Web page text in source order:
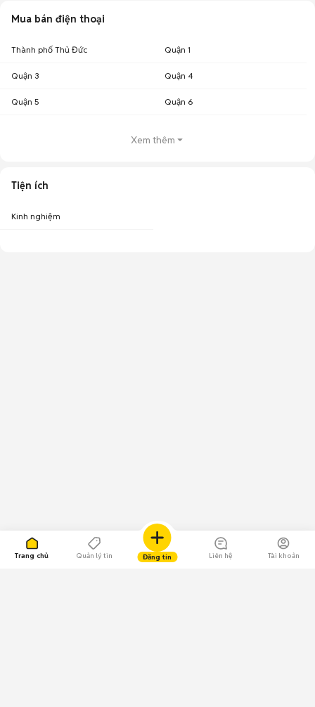
Trang chủ Quản lý tin Đăng tin Liên hệ Tài khoản
Mua bán điện thoại
Thành phố Thủ Đức Quận 1
Quận 3 Quận 4
Quận 5 Quận 6
Xem thêm
Tiện ích
Kinh nghiệm